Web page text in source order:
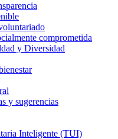
comprometida
y Diversidad
y sugerencias
Inteligente (TUI)